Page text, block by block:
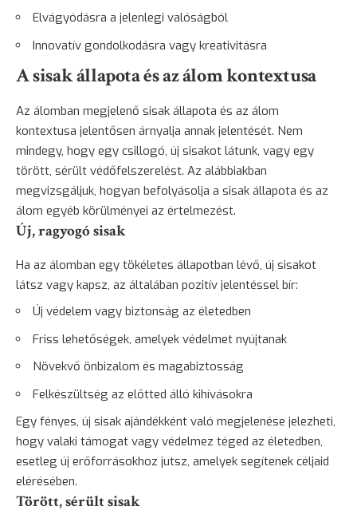
Elvágyódásra a jelenlegi valóságból
Innovatív gondolkodásra vagy kreativitásra
A sisak állapota és az álom kontextusa
Az álomban megjelenő sisak állapota és az álom
kontextusa jelentősen árnyalja annak jelentését. Nem
mindegy, hogy egy csillogó, új sisakot látunk, vagy egy
törött, sérült védőfelszerelést. Az alábbiakban
megvizsgáljuk, hogyan befolyásolja a sisak állapota és az
álom egyéb körülményei az értelmezést.
Új, ragyogó sisak
Ha az álomban egy tökéletes állapotban lévő, új sisakot
látsz vagy kapsz, az általában pozitív jelentéssel bír:
Új védelem vagy biztonság az életedben
Friss lehetőségek, amelyek védelmet nyújtanak
Növekvő önbizalom és magabiztosság
Felkészültség az előtted álló kihívásokra
Egy fényes, új sisak ajándékként való megjelenése jelezheti,
hogy valaki támogat vagy védelmez téged az életedben,
esetleg új erőforrásokhoz jutsz, amelyek segítenek céljaid
elérésében.
Törött, sérült sisak